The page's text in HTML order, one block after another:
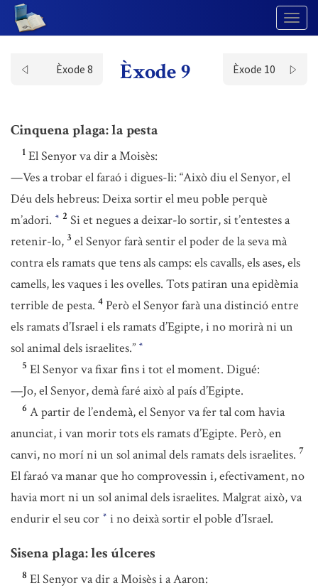
Èxode 8 Èxode 9 Èxode 10
Cinquena plaga: la pesta
1 El Senyor va dir a Moisès:
—Ves a trobar el faraó i digues-li: “Això diu el Senyor, el
Déu dels hebreus: Deixa sortir el meu poble perquè
m’adori. * 2 Si et negues a deixar-lo sortir, si t’entestes a
retenir-lo, 3 el Senyor farà sentir el poder de la seva mà
contra els ramats que tens als camps: els cavalls, els ases, els
camells, les vaques i les ovelles. Tots patiran una epidèmia
terrible de pesta. 4 Però el Senyor farà una distinció entre
els ramats d’Israel i els ramats d’Egipte, i no morirà ni un
sol animal dels israelites.” *
5 El Senyor va fixar fins i tot el moment. Digué:
—Jo, el Senyor, demà faré això al país d’Egipte.
6 A partir de l’endemà, el Senyor va fer tal com havia
anunciat, i van morir tots els ramats d’Egipte. Però, en
canvi, no morí ni un sol animal dels ramats dels israelites. 7
El faraó va manar que ho comprovessin i, efectivament, no
havia mort ni un sol animal dels israelites. Malgrat això, va
endurir el seu cor * i no deixà sortir el poble d’Israel.
Sisena plaga: les úlceres
8 El Senyor va dir a Moisès i a Aaron: